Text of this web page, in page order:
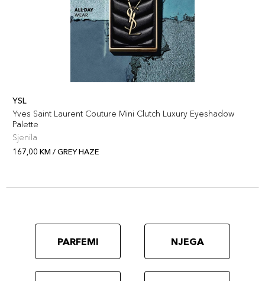
YSL
Yves Saint Laurent Couture Mini Clutch Luxury Eyeshadow
Palette
Sjenila
167,00 KM / GREY HAZE
PARFEMI NJEGA